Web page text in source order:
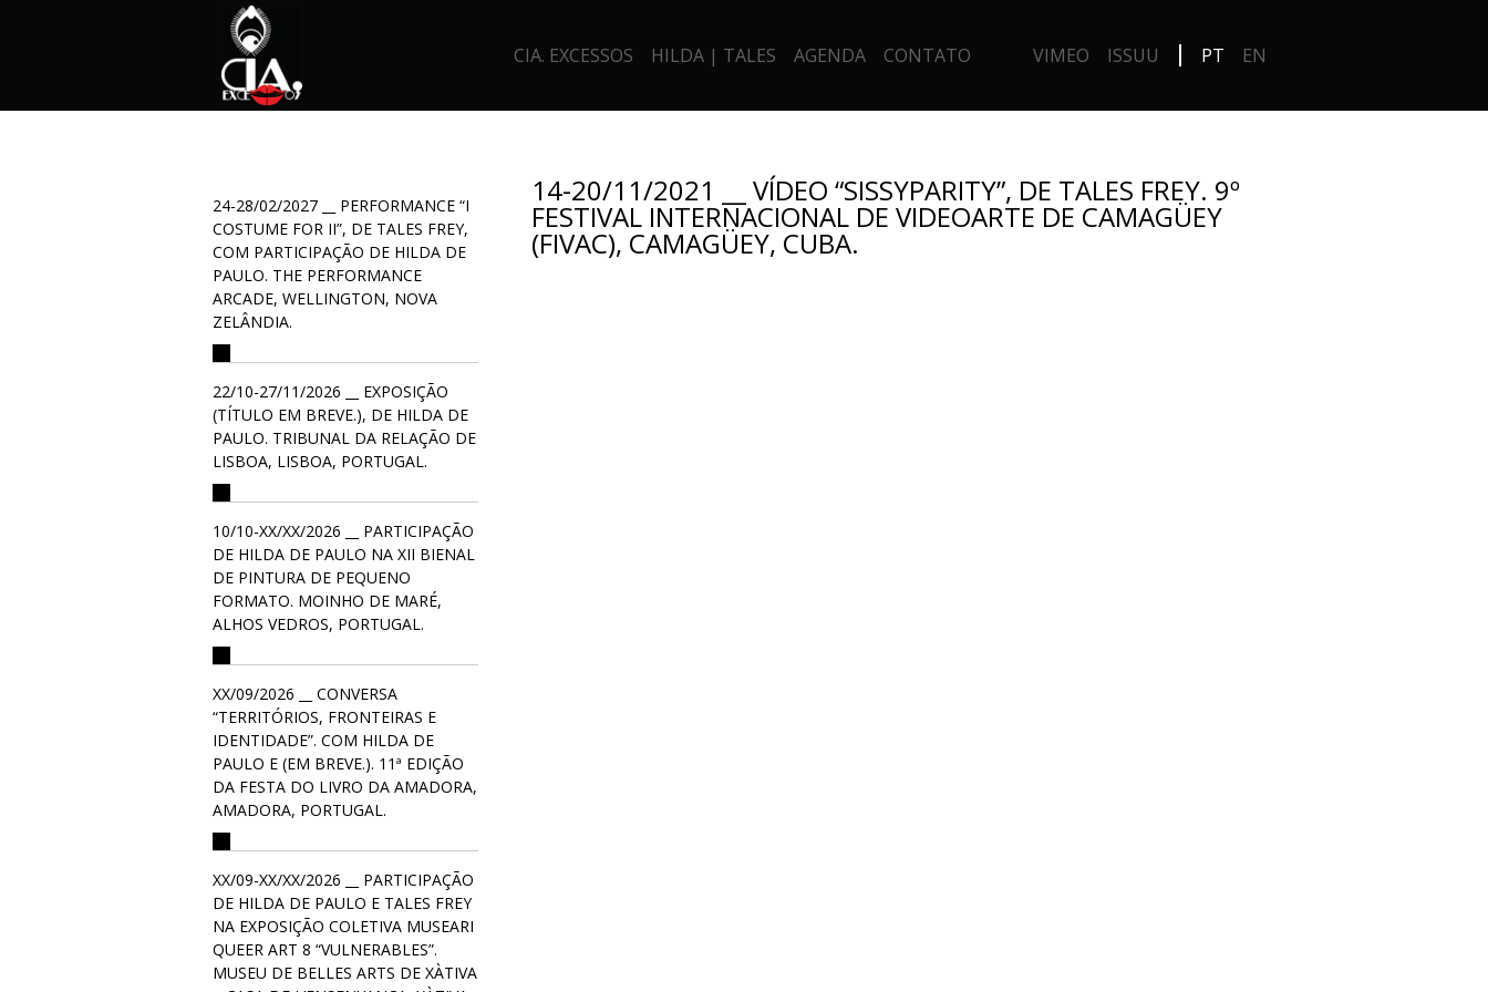
PT EN
VIMEO ISSUU
CIA. EXCESSOS HILDA | TALES AGENDA CONTATO
14-20/11/2021 __ VÍDEO “SISSYPARITY”, DE TALES FREY. 9º
FESTIVAL INTERNACIONAL DE VIDEOARTE DE CAMAGÜEY
(FIVAC), CAMAGÜEY, CUBA.
24-28/02/2027 __ PERFORMANCE “I
COSTUME FOR II”, DE TALES FREY,
COM PARTICIPAÇÃO DE HILDA DE
PAULO. THE PERFORMANCE
ARCADE, WELLINGTON, NOVA
ZELÂNDIA.
22/10-27/11/2026 __ EXPOSIÇÃO
(TÍTULO EM BREVE.), DE HILDA DE
PAULO. TRIBUNAL DA RELAÇÃO DE
LISBOA, LISBOA, PORTUGAL.
10/10-XX/XX/2026 __ PARTICIPAÇÃO
DE HILDA DE PAULO NA XII BIENAL
DE PINTURA DE PEQUENO
FORMATO. MOINHO DE MARÉ,
ALHOS VEDROS, PORTUGAL.
XX/09/2026 __ CONVERSA
“TERRITÓRIOS, FRONTEIRAS E
IDENTIDADE”. COM HILDA DE
PAULO E (EM BREVE.). 11ª EDIÇÃO
DA FESTA DO LIVRO DA AMADORA,
AMADORA, PORTUGAL.
XX/09-XX/XX/2026 __ PARTICIPAÇÃO
DE HILDA DE PAULO E TALES FREY
NA EXPOSIÇÃO COLETIVA MUSEARI
QUEER ART 8 “VULNERABLES”.
MUSEU DE BELLES ARTS DE XÀTIVA